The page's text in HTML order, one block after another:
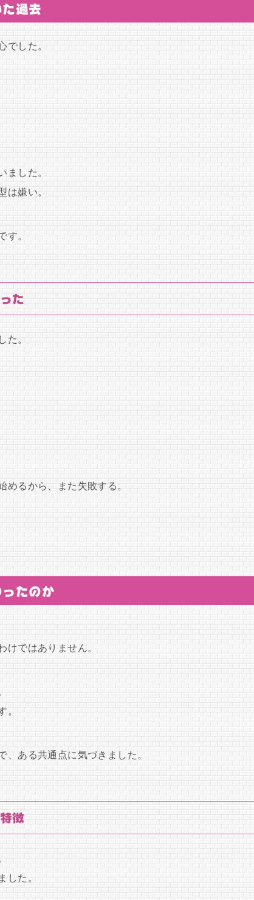
過去
でした。
ました。
は嫌い。
す。
た
た。
めるから、また失敗する。
たのか
けではありません。
。
ある共通点に気づきました。
徴
した。